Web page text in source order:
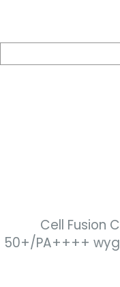
Cell Fusion C
50+/PA++++